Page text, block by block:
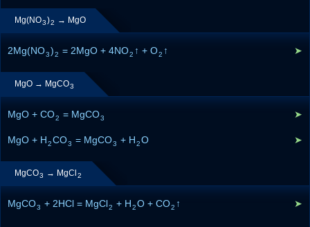
Mg(NO3)2 → MgO
2Mg(NO3)2 = 2MgO + 4NO2 ↑ + O2 ↑ ➤
MgO → MgCO3
MgO + CO2 = MgCO3 ➤
MgO + H2CO3 = MgCO3 + H2O ➤
MgCO3 → MgCl2
MgCO3 + 2HCl = MgCl2 + H2O + CO2 ↑ ➤